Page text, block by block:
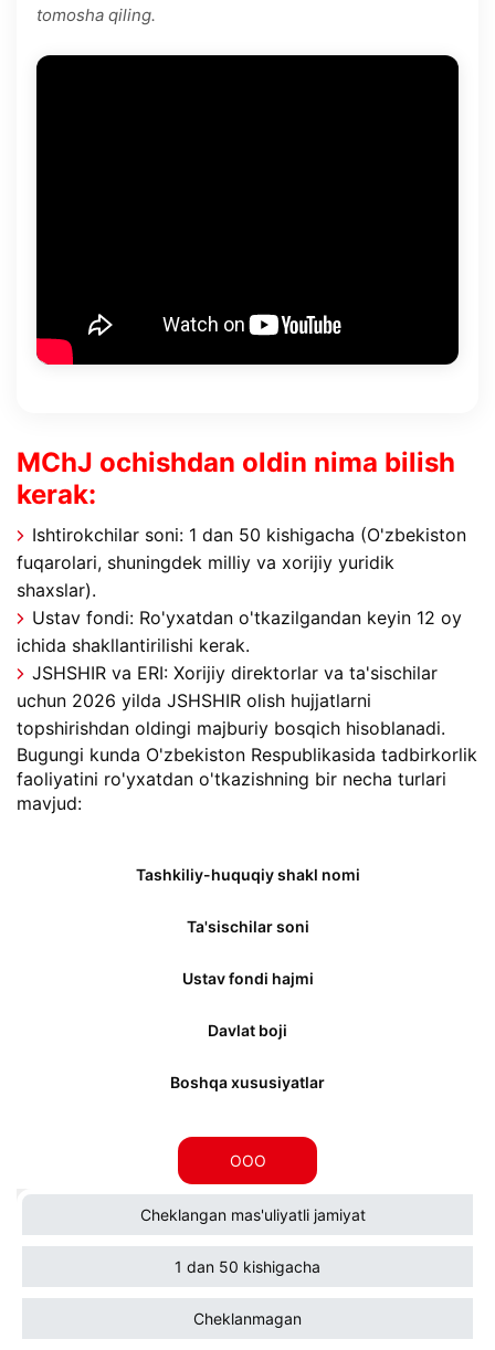
tomosha qiling.
MChJ ochishdan oldin nima bilish
kerak:
Ishtirokchilar soni: 1 dan 50 kishigacha (O'zbekiston
fuqarolari, shuningdek milliy va xorijiy yuridik
shaxslar).
Ustav fondi: Ro'yxatdan o'tkazilgandan keyin 12 oy
ichida shakllantirilishi kerak.
JSHSHIR va ERI: Xorijiy direktorlar va ta'sischilar
uchun 2026 yilda JSHSHIR olish hujjatlarni
topshirishdan oldingi majburiy bosqich hisoblanadi.
Bugungi kunda O'zbekiston Respublikasida tadbirkorlik
faoliyatini ro'yxatdan o'tkazishning bir necha turlari
mavjud:
Tashkiliy-huquqiy shakl nomi
Ta'sischilar soni
Ustav fondi hajmi
Davlat boji
Boshqa xususiyatlar
OOO
Cheklangan mas'uliyatli jamiyat
1 dan 50 kishigacha
Cheklanmagan